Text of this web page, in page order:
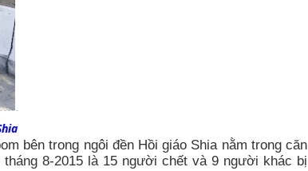
bên trong ngôi đền Hồi giáo Shia nằm trong căn
8-2015 là 15 người chết và 9 người khác bị